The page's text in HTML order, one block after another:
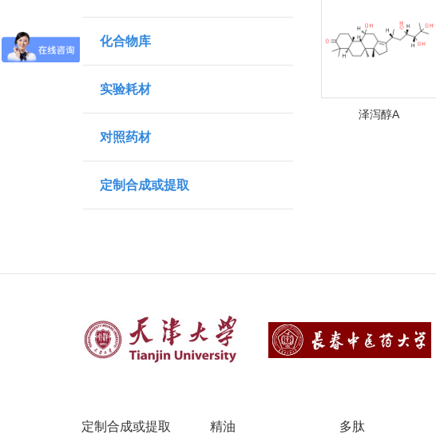
化合物库
实验耗材
对照药材
定制合成或提取
泽泻醇A
定制合成或提取 精油 多肽